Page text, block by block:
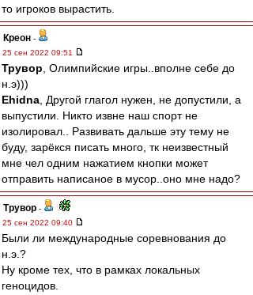
то игроков вырастить.
Креон -
25 сен 2022 09:51
Трувор , Олимпийские игры..вполне себе до
н.э)))
Ehidna , Другой глагол нужен, не допустили, а
выпустили. Никто извне наш спорт не
изолировал.. Развивать дальше эту тему не
буду, зарёкся писать много, тк неизвестный
мне чел одним нажатием кнопки может
отправить написаное в мусор..оно мне надо?
Трувор -
25 сен 2022 09:40
Были ли международные соревнования до
н.э.?
Ну кроме тех, что в рамках локальных
геноцидов.